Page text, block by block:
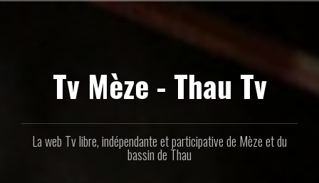
Tv Mèze - Thau Tv
La web Tv libre, indépendante et participative de Mèze et du
bassin de Thau